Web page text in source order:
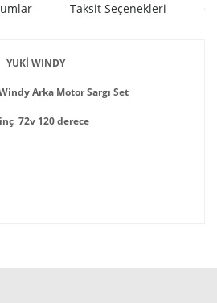
Taksit Seçenekleri
YUKİ WINDY
Arka Motor Sargı Set
72v 120 derece